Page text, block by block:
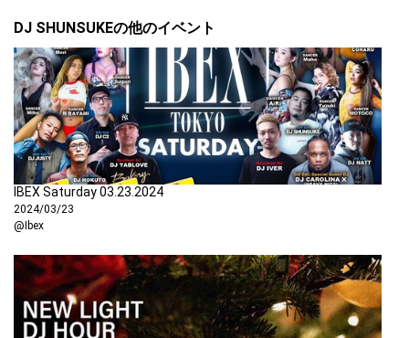
28. Rolex - Ayo & Teo
29. No Hands (feat. Roscoe Dash & Wale) -
Waka Flocka Flame
30. STAY FLY - THREE 6 MAFIA
31. Love Nwantiti - CKay
33. Commas - Ayra Starr
DJ SHUNSUKEの他のイベント
IBEX Saturday 03.23.2024
2024/03/23
@Ibex